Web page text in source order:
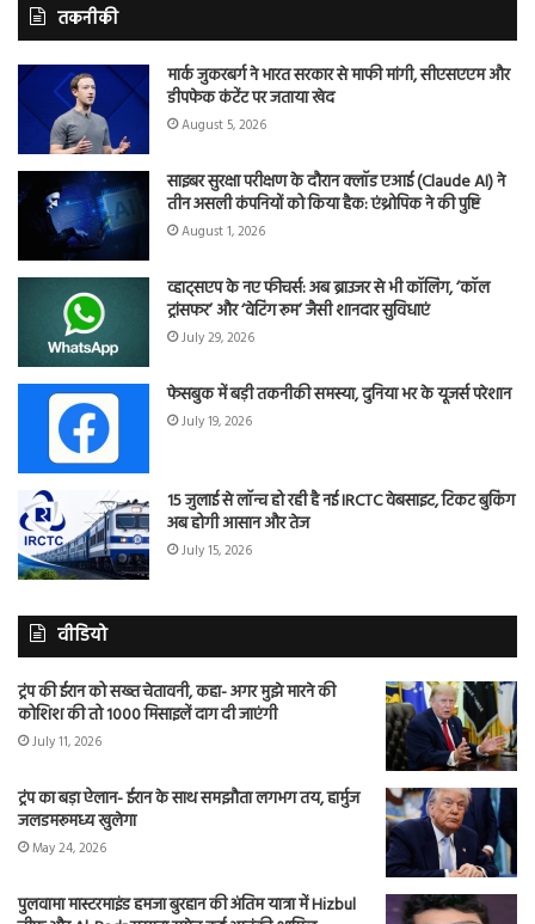
तकनीकी
मार्क जुकरबर्ग ने भारत सरकार से माफी मांगी, सीएसएएम और
डीपफेक कंटेंट पर जताया खेद
August 5, 2026
साइबर सुरक्षा परीक्षण के दौरान क्लॉड एआई (Claude AI) ने
तीन असली कंपनियों को किया हैक: एंथ्रोपिक ने की पुष्टि
August 1, 2026
व्हाट्सएप के नए फीचर्स: अब ब्राउजर से भी कॉलिंग, ‘कॉल
ट्रांसफर’ और ‘वेटिंग रूम’ जैसी शानदार सुविधाएं
July 29, 2026
फेसबुक में बड़ी तकनीकी समस्या, दुनिया भर के यूजर्स परेशान
July 19, 2026
15 जुलाई से लॉन्च हो रही है नई IRCTC वेबसाइट, टिकट बुकिंग
अब होगी आसान और तेज
July 15, 2026
वीडियो
ट्रंप की ईरान को सख्त चेतावनी, कहा- अगर मुझे मारने की
कोशिश की तो 1000 मिसाइलें दाग दी जाएंगी
July 11, 2026
ट्रंप का बड़ा ऐलान- ईरान के साथ समझौता लगभग तय, हार्मुज
जलडमरूमध्य खुलेगा
May 24, 2026
पुलवामा मास्टरमाइंड हमजा बुरहान की अंतिम यात्रा में Hizbul